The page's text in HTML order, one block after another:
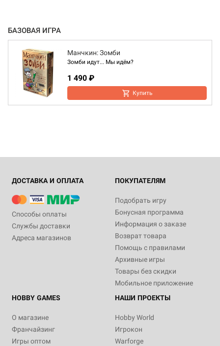
БАЗОВАЯ ИГРА
Манчкин: Зомби
Зомби идут... Мы идём?
1 490 ₽
Купить
ДОСТАВКА И ОПЛАТА
Способы оплаты
Службы доставки
Адреса магазинов
ПОКУПАТЕЛЯМ
Подобрать игру
Бонусная программа
Информация о заказе
Возврат товара
Помощь с правилами
Архивные игры
Товары без скидки
Мобильное приложение
HOBBY GAMES
О магазине
Франчайзинг
Игры оптом
НАШИ ПРОЕКТЫ
Hobby World
Игрокон
Warforge